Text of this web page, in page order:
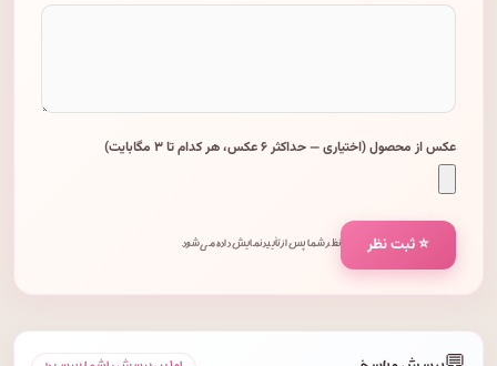
عکس از محصول (اختیاری — حداکثر ۶ عکس، هر کدام تا ۳ مگابایت)
⭐ ثبت نظر نظر شما پس از تأیید نمایش داده می‌شود.